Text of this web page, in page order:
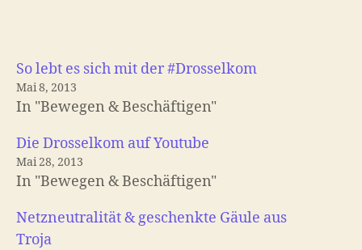
So lebt es sich mit der #Drosselkom
Mai 8, 2013
In "Bewegen & Beschäftigen"
Die Drosselkom auf Youtube
Mai 28, 2013
In "Bewegen & Beschäftigen"
Netzneutralität & geschenkte Gäule aus
Troja